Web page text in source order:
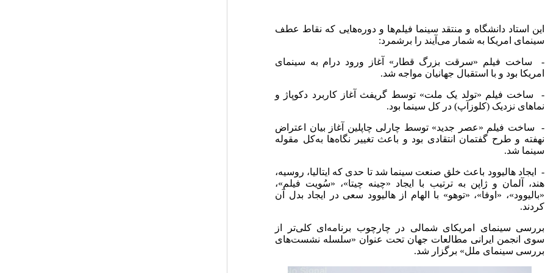
این استاد دانشگاه و منتقد سینما فیلم‌ها و دوره‌هایی که نقاط عطف
سینمای امریکا به شمار می‌آیند را برشمرد:
- ساخت فیلم «سرقت بزرگ قطار» آغاز ورود درام به سینمای
امریکا بود و با استقبال جهانیان مواجه شد.
- ساخت فیلم «تولد یک ملت» توسط گریفث آغاز کاربرد دکوپاژ و
نماهای نزدیک (کلوزآپ) در کل سینما بود.
- ساخت فیلم «عصر جدید» توسط چارلی چاپلین آغاز بیان اعتراض
نهفته و طرح گفتمان انتقادی بود و باعث تغییر نگاه‌ها به‌کل مقوله
سینما شد.
- ایجاد هالیوود باعث خلق صنعت سینما شد تا حدی که ایتالیا، روسیه،
هند، آلمان و ژاپن به ترتیب با ایجاد «چینه چیتا»، «سُویت فیلم»،
«بالیوود»، «اوفا»، «توهو» با الهام از هالیوود سعی در ایجاد بدل آن
کردند.
بررسی سینمای امریکای شمالی در چارچوب برنامه‌ای کلی‌تر از
سوی انجمن ایرانی مطالعات جهان تحت عنوان «سلسله نشست‌های
بررسی سینمای ملل» برگزار شد.